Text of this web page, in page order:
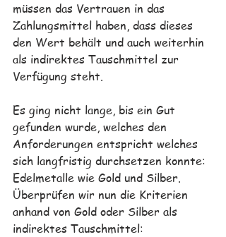
müssen das Vertrauen in das
Zahlungsmittel haben, dass dieses
den Wert behält und auch weiterhin
als indirektes Tauschmittel zur
Verfügung steht.
Es ging nicht lange, bis ein Gut
gefunden wurde, welches den
Anforderungen entspricht welches
sich langfristig durchsetzen konnte:
Edelmetalle wie Gold und Silber.
Überprüfen wir nun die Kriterien
anhand von Gold oder Silber als
indirektes Tauschmittel: